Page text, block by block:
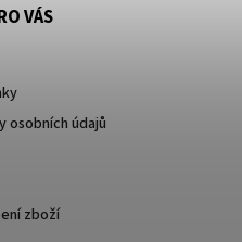
VÁS
osobních údajů
zboží